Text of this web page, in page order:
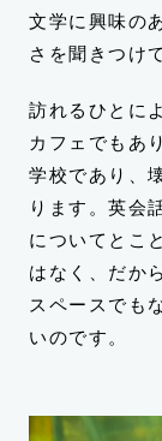
文学に興味の
さを聞きつけ
訪れるひとに
カフェでもあ
学校であり、
ります。英会
についてとこ
はなく、だか
スペースでも
いのです。